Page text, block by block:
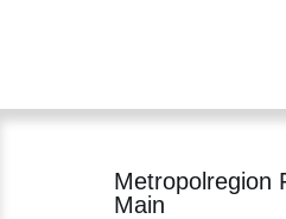
Metropolregion
Main